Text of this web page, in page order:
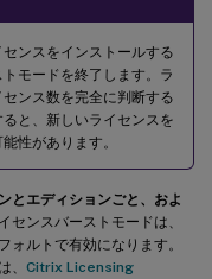
ンスをインストールする
モードを終了します。ラ
ンス数を完全に判断する
と、新しいライセンスを
性があります。
とエディションごと、およ
センスバーストモードは、
ォルトで有効になります。
、 Citrix Licensing